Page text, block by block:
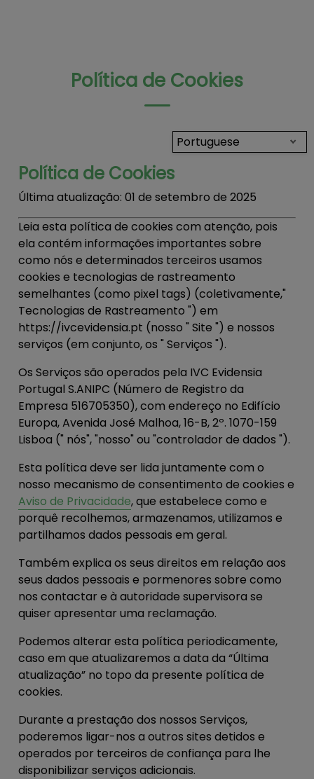
Política de Cookies
Portuguese
Política de Cookies
Última atualização: 01 de setembro de 2025
Leia esta política de cookies com atenção, pois
ela contém informações importantes sobre
como nós e determinados terceiros usamos
cookies e tecnologias de rastreamento
semelhantes (como pixel tags) (coletivamente,"
Tecnologias de Rastreamento ") em
https://ivcevidensia.pt (nosso " Site ") e nossos
serviços (em conjunto, os " Serviços ").
Os Serviços são operados pela IVC Evidensia
Portugal S.ANIPC (Número de Registro da
Empresa 516705350), com endereço no Edifício
Europa, Avenida José Malhoa, 16-B, 2º. 1070-159
Lisboa (" nós", "nosso" ou "controlador de dados ").
Esta política deve ser lida juntamente com o
nosso mecanismo de consentimento de cookies e
Aviso de Privacidade, que estabelece como e
porquê recolhemos, armazenamos, utilizamos e
partilhamos dados pessoais em geral.
Também explica os seus direitos em relação aos
seus dados pessoais e pormenores sobre como
nos contactar e à autoridade supervisora se
quiser apresentar uma reclamação.
Podemos alterar esta política periodicamente,
caso em que atualizaremos a data da “Última
atualização” no topo da presente política de
cookies.
Durante a prestação dos nossos Serviços,
poderemos ligar-nos a outros sites detidos e
operados por terceiros de confiança para lhe
disponibilizar serviços adicionais.